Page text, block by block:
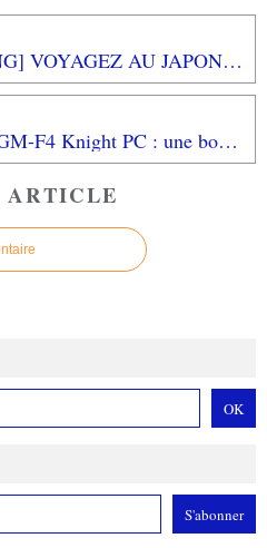
[REVUE LIVRE GAMING] VOYAGEZ AU JAPON - Du pixel au réel chez THIRD EDITIONS
[TEST] La souris Aukey GM-F4 Knight PC : une bonne surprise à petit prix
ARTICLE